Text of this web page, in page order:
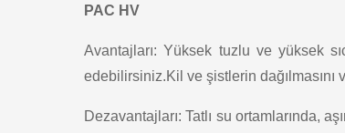
PAC HV
Avantajları: Yüksek tuzlu ve yüksek
edebilirsiniz.Kil ve şistlerin
Dezavantajları: Tatlı su ortamlarında,